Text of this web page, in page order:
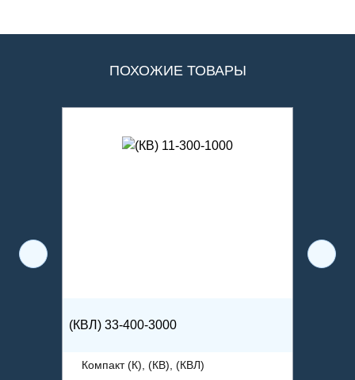
ПОХОЖИЕ ТОВАРЫ
(КВЛ) 33-400-3000
Компакт (К), (КВ), (КВЛ)